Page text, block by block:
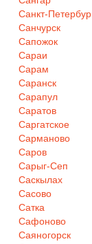
Санкт-
Санчурск
Сапожок
Сараи
Сарам
Саранск
Сарапул
Саратов
Саргатское
Сарманово
Саров
Сарыг-Сеп
Саскылах
Сасово
Сатка
Сафоново
Саяногорск